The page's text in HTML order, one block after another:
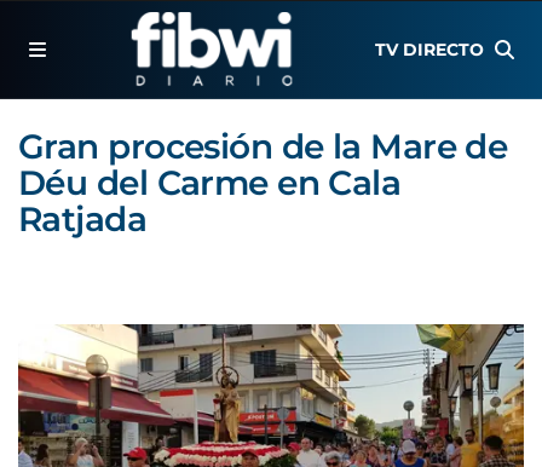
TV DIRECTO
Gran procesión de la Mare de
Déu del Carme en Cala
Ratjada